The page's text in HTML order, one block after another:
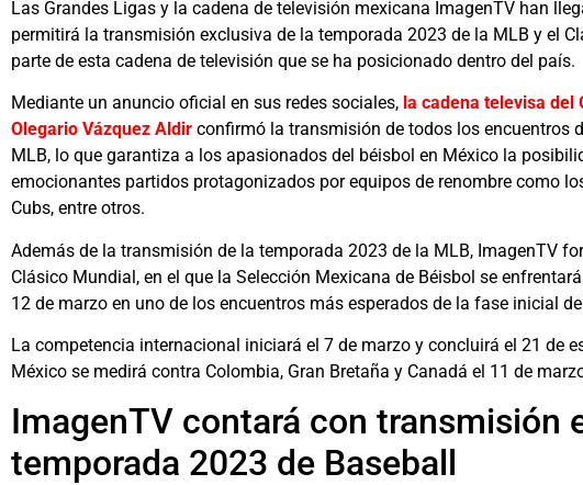
Las Grandes Ligas y la cadena de televisión mexicana ImagenTV han
permitirá la transmisión exclusiva de la temporada 2023 de la MLB y el
parte de esta cadena de televisión que se ha posicionado dentro del país.
Mediante un anuncio oficial en sus redes sociales, la cadena televisa
Olegario Vázquez Aldir confirmó la transmisión de todos los encuentros
MLB, lo que garantiza a los apasionados del béisbol en México la
emocionantes partidos protagonizados por equipos de renombre como
Cubs, entre otros.
Además de la transmisión de la temporada 2023 de la MLB, ImagenTV
Clásico Mundial, en el que la Selección Mexicana de Béisbol se
12 de marzo en uno de los encuentros más esperados de la fase inicial
La competencia internacional iniciará el 7 de marzo y concluirá el 21 de
México se medirá contra Colombia, Gran Bretaña y Canadá el 11 de
ImagenTV contará con transmisión
temporada 2023 de Baseball